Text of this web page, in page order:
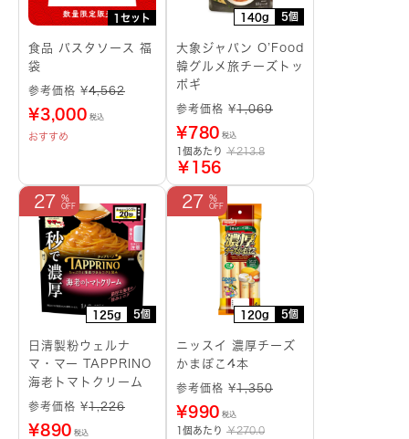
1セット
食品 パスタソース 福
袋
参考価格 ¥4,562
¥3,000 税込
おすすめ
140g 5個
大象ジャパン O’Food
韓グルメ旅チーズトッ
ポギ
参考価格 ¥1,069
¥780 税込
1個あたり ￥213.8
￥156
125g 5個
27
日清製粉ウェルナ
マ・マー TAPPRINO
海老トマトクリーム
参考価格 ¥1,226
¥890 税込
120g 5個
27
ニッスイ 濃厚チーズ
かまぼこ4本
参考価格 ¥1,350
¥990 税込
1個あたり ￥270.0